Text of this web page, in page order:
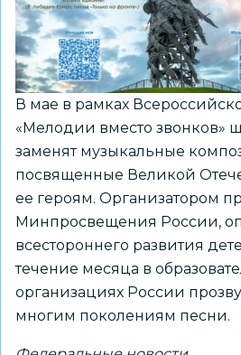
в
школах
города
Новосибирска
В мае в рамках
«Мелодии вместо звонков»
заменят музыкальные
посвященные Великой
ее героям. Организатором
Минпросвещения России,
всестороннего развития
течение месяца в
организациях России
многим поколениям песни.